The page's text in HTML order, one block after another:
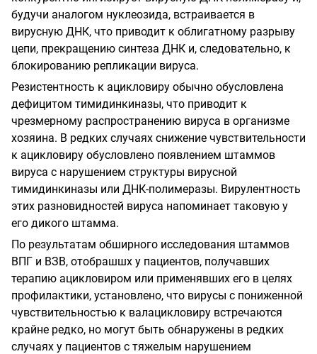
будучи аналогом нуклеозида, встраивается в
вирусную ДНК, что приводит к облигатному разрыву
цепи, прекращению синтеза ДНК и, следовательно, к
блокированию репликации вируса.
Резистентность к ацикловиру обычно обусловлена
дефицитом тимидинкиназы, что приводит к
чрезмерному распространению вируса в организме
хозяина. В редких случаях снижение чувствительности
к ацикловиру обусловлено появлением штаммов
вируса с нарушением структуры вирусной
тимидинкиназы или ДНК-полимеразы. Вирулентность
этих разновидностей вируса напоминает таковую у
его дикого штамма.
По результатам обширного исследования штаммов
ВПГ и ВЗВ, отобрашшх у пациентов, получавших
терапию ацикловиром или применявших его в целях
профилактики, установлено, что вирусы с пониженной
чувствительностью к валацикловиру встречаются
крайне редко, но могут быть обнаружены в редких
случаях у пациентов с тяжелым нарушением